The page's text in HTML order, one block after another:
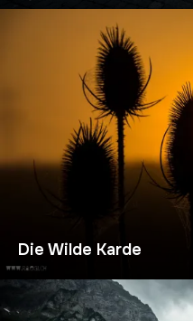
Die Wilde Karde